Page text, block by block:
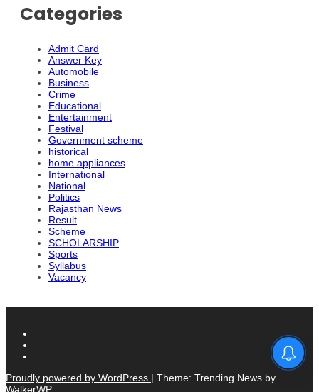
Categories
Admit Card
Answer Key
Automobile
Business
Crime
Educational
Entertainment
Festival
Government scheme
historical
home appliances
International
National
Politics
Rajasthan News
Result
Scheme
SCHOLARSHIP
Sports
Syllabus
Vacancy
Proudly powered by WordPress | Theme: Trending News by
WalkerWP.